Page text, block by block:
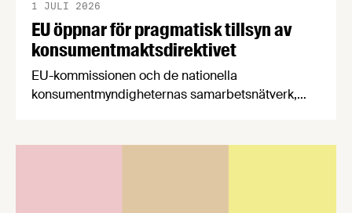
EU öppnar för pragmatisk tillsyn av
konsumentmaktsdirektivet
1 JULI 2026
EU-kommissionen och de nationella
konsumentmyndigheternas samarbetsnätverk,